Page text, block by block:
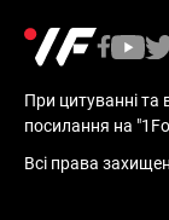
При цитуванні та
посилання на
Всі права